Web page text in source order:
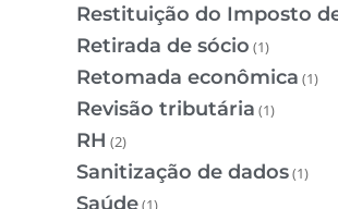
Restituição do Imposto
Retirada de sócio (1)
Retomada econômica (1)
Revisão tributária (1)
RH (2)
Sanitização de dados(1)
Saúde(1)